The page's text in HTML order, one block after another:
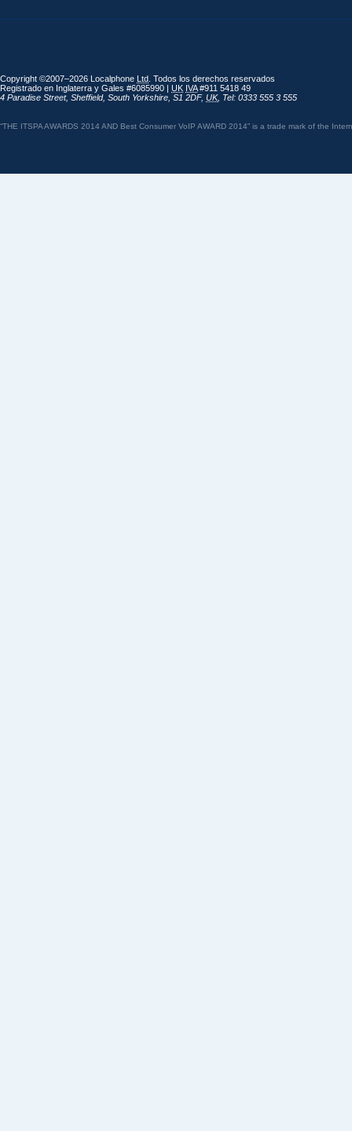
Copyright ©2007–2026 Localphone Ltd . Todos los derechos reservados
Registrado en Inglaterra y Gales #6085990 | UK IVA#911 5418 49
4 Paradise Street, Sheffield, South Yorkshire S1 2DF, UK, Tel: 0333 555 3 555
“THE ITSPA AWARDS 2014 AND Best Consumer VoIP AWARD 2014” is a trade mark of the